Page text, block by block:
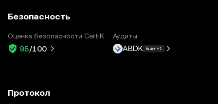
Безопасность
Оценка безопасности CertiK
95/100
Аудиты
ABDK Еще +1
Протокол